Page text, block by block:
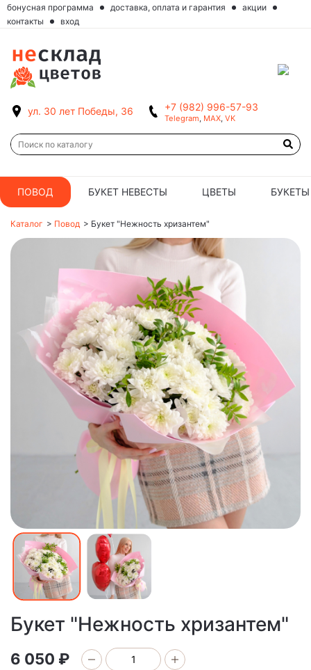
бонусная программа доставка, оплата и гарантия
акции
контакты
вход
ул. 30 лет Победы, 36 +7 (982) 996-57-93
Telegram, MAX, VK
ПОВОД БУКЕТ НЕВЕСТЫ ЦВЕТЫ БУКЕТЫ
Каталог > Повод > Букет "Нежность хризантем"
Букет "Нежность хризантем"
6 050 ₽